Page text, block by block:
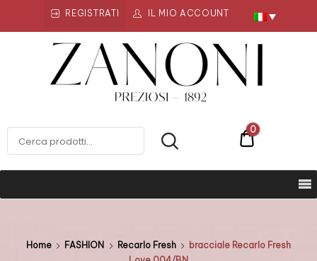
REGISTRATI IL MIO ACCOUNT
ZANONI PREZIOSI €0
0
Home FASHION Recarlo Fresh
bracciale Recarlo Fresh